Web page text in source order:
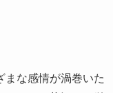
まな感情が渦巻いた